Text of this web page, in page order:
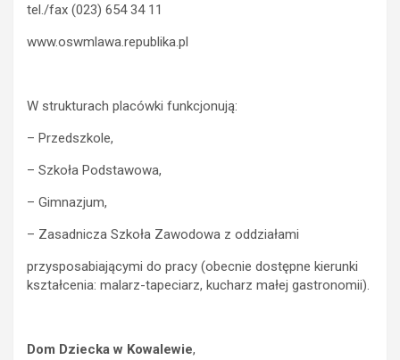
tel./fax (023) 654 34 11
www.oswmlawa.republika.pl
W strukturach placówki funkcjonują:
– Przedszkole,
– Szkoła Podstawowa,
– Gimnazjum,
– Zasadnicza Szkoła Zawodowa z oddziałami
przysposabiającymi do pracy (obecnie dostępne kierunki
kształcenia: malarz-tapeciarz, kucharz małej gastronomii).
Dom Dziecka w Kowalewie,